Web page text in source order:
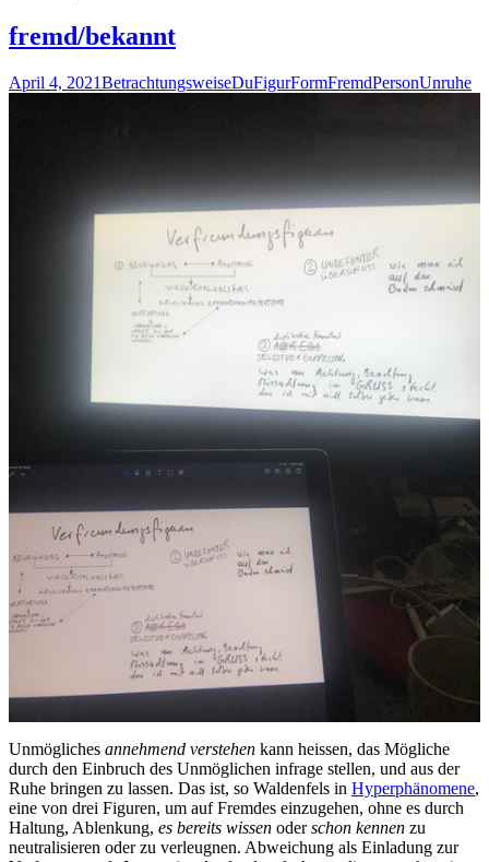
fremd/bekannt
April 4, 2021BetrachtungsweiseDuFigurFormFremdPersonUnruhe
Unmögliches annehmend verstehen kann heissen, das Mögliche
durch den Einbruch des Unmöglichen infrage stellen, und aus der
Ruhe bringen zu lassen. Das ist, so Waldenfels in Hyperphänomene,
eine von drei Figuren, um auf Fremdes einzugehen, ohne es durch
Haltung, Ablenkung, es bereits wissen oderschon kennen zu
neutralisieren oder zu verleugnen. Abweichung als Einladung zur